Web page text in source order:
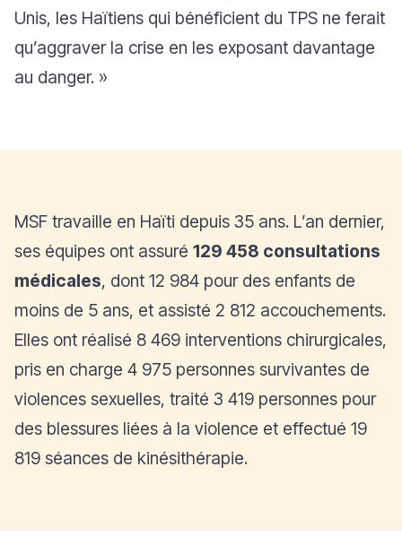
Unis, les Haïtiens qui bénéficient du TPS ne ferait
qu’aggraver la crise en les exposant davantage
au danger. »
MSF travaille en Haïti depuis 35 ans. L’an dernier,
ses équipes ont assuré 129 458 consultations
médicales, dont 12 984 pour des enfants de
moins de 5 ans, et assisté 2 812 accouchements.
Elles ont réalisé 8 469 interventions chirurgicales,
pris en charge 4 975 personnes survivantes de
violences sexuelles, traité 3 419 personnes pour
des blessures liées à la violence et effectué 19
819 séances de kinésithérapie.